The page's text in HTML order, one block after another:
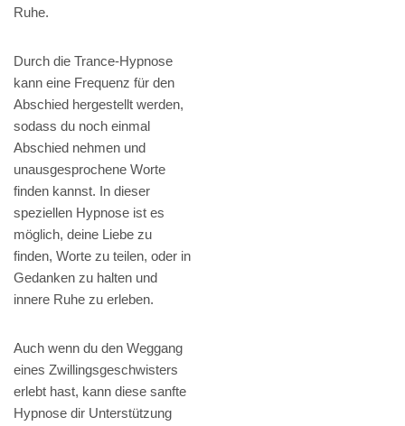
Ruhe.
Durch die Trance-Hypnose
kann eine Frequenz für den
Abschied hergestellt werden,
sodass du noch einmal
Abschied nehmen und
unausgesprochene Worte
finden kannst. In dieser
speziellen Hypnose ist es
möglich, deine Liebe zu
finden, Worte zu teilen, oder in
Gedanken zu halten und
innere Ruhe zu erleben.
Auch wenn du den Weggang
eines Zwillingsgeschwisters
erlebt hast, kann diese sanfte
Hypnose dir Unterstützung